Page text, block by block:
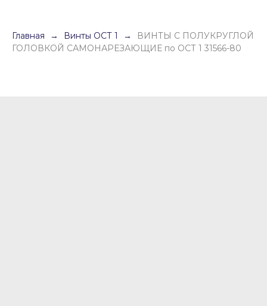
Главная Винты ОСТ 1
ВИНТЫ С ПОЛУКРУГЛОЙ
ГОЛОВКОЙ САМОНАРЕЗАЮЩИЕ по ОСТ 1 31566-80